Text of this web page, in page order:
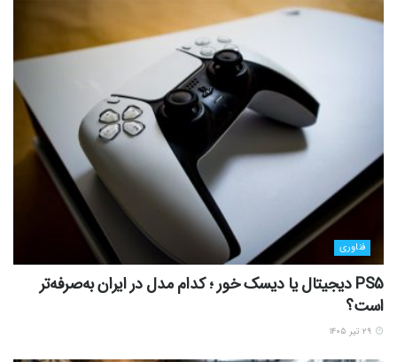
فناوری
PS5 دیجیتال یا دیسک خور ؛ کدام مدل در ایران به‌صرفه‌تر
است؟